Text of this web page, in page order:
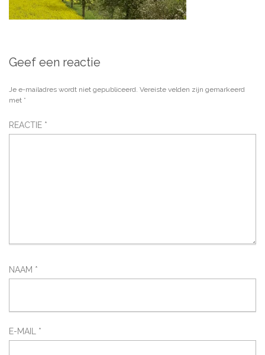
Geef een reactie
Je e-mailadres wordt niet gepubliceerd. Vereiste velden zijn gemarkeerd
met *
REACTIE *
NAAM *
E-MAIL *